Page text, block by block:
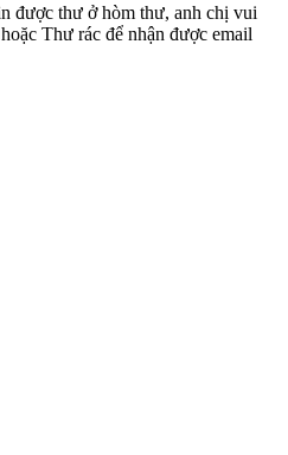
được thư ở hòm thư, anh chị vui
Thư rác để nhận được email